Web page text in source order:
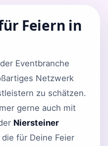
Feiern in
Eventbranche
Netzwerk
zu schätzen.
gerne auch mit
Niersteiner
die für Deine Feier